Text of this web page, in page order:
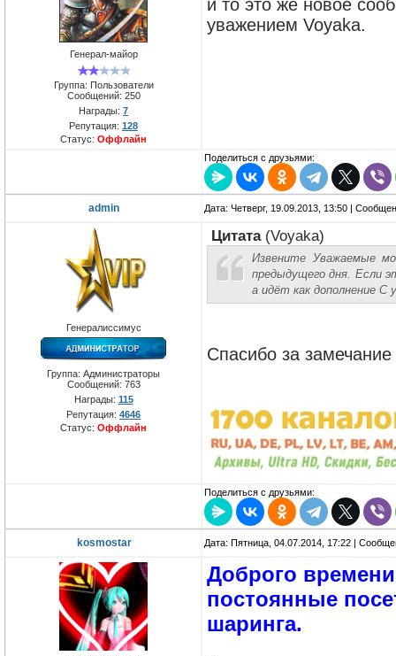
Генерал-майор
Группа: Пользователи
Сообщений: 250
Награды: 7
Репутация: 128
Статус: Оффлайн
и то это же новое
уважением Voyaka.
Поделиться с друзьями:
admin Дата: Четверг, 19.09.2013, 13:50 |
Генералиссимус
Группа: Администраторы
Сообщений: 763
Награды: 115
Репутация: 4646
Статус: Оффлайн
Цитата(Voyaka)
Извените Уважаемые
предыдущего дня. Если
а идёт как дополнение С
Спасибо за
Поделиться с друзьями:
kosmostar Дата: Пятница, 04.07.2014, 17:22 |
Доброго
постоянные
шаринга.